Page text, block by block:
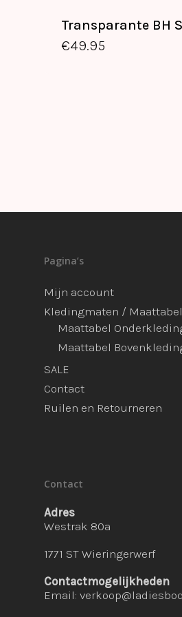
Transparante BH
€49.95
Pagina’s
Mijn account
Kledingmaten / Maattabel
Maattabel
Maattabel
SALE
Contact
Ruilen en Retourneren
Contact
Adres
Westrak 80a
1771 ST Wieringerwerf
Contactmogelijkheden
Email: